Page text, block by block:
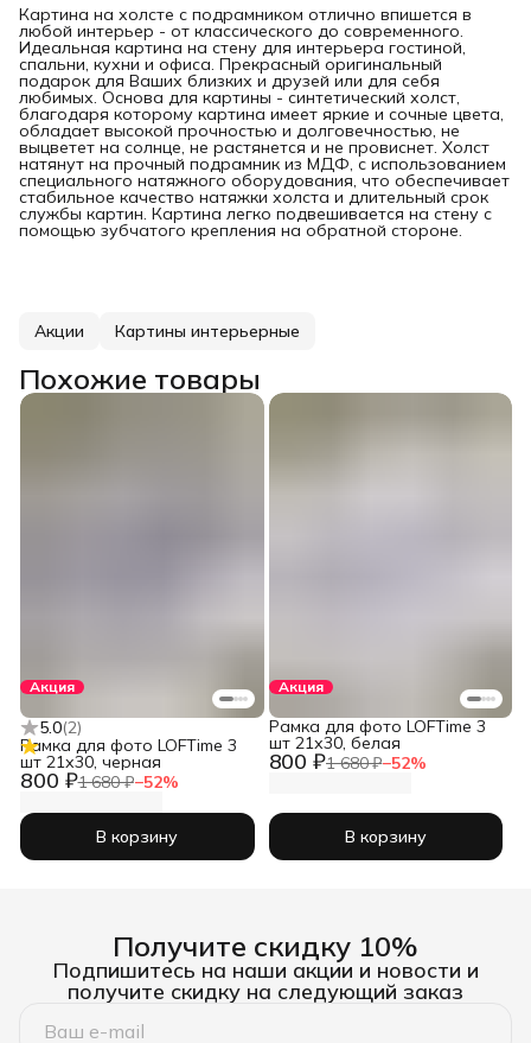
Картина на холсте с подрамником отлично впишется в
любой интерьер - от классического до современного.
Идеальная картина на стену для интерьера гостиной,
спальни, кухни и офиса. Прекрасный оригинальный
подарок для Ваших близких и друзей или для себя
любимых. Основа для картины - синтетический холст,
благодаря которому картина имеет яркие и сочные цвета,
обладает высокой прочностью и долговечностью, не
выцветет на солнце, не растянется и не провиснет. Холст
натянут на прочный подрамник из МДФ, с использованием
специального натяжного оборудования, что обеспечивает
стабильное качество натяжки холста и длительный срок
службы картин. Картина легко подвешивается на стену с
помощью зубчатого крепления на обратной стороне.
Акции Картины интерьерные
Похожие товары
Акция
5.0(2)
800 ₽1 680 ₽−52%
Рамка для фото LOFTime 3
шт 21х30, черная
В корзину
Акция
800 ₽1 680 ₽−52%
Рамка для фото LOFTime 3
шт 21х30, белая
В корзину
Получите скидку 10%
Подпишитесь на наши акции и новости и
получите скидку на следующий заказ